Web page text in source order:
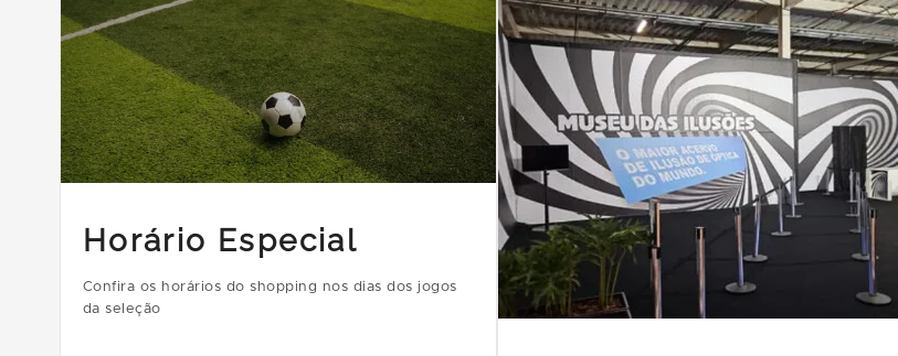
Horário Especial
Confira os horários do shopping nos dias dos jogos
da seleção